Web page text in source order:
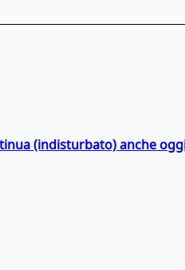
(indisturbato) anche